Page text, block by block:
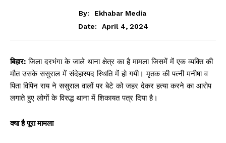
By:
Ekhabar Media
Date:
April 4, 2024
बिहार: जिला दरभंगा के जाले थाना क्षेत्र का है मामला जिसमें में एक व्यक्ति की
मौत उसके ससुराल में संदेहास्पद स्थिति में हो गयी। मृतक की पत्नी मनीषा व
पिता विपिन राय ने ससुराल वालों पर बेटे को जहर देकर हत्या करने का आरोप
लगाते हुए लोगों के विरुद्ध थाना में शिकायत पत्र दिया है।
क्या है पूरा मामला